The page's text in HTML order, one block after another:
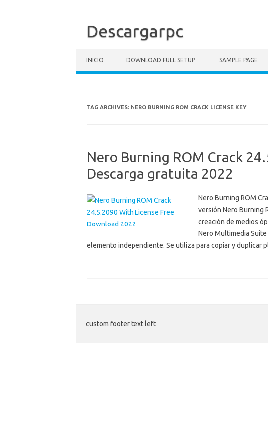
Descargarpc
INICIO DOWNLOAD FULL SETUP SAMPLE PAGE
TAG ARCHIVES: NERO BURNING ROM CRACK LICENSE KEY
Nero Burning ROM Crack
Descarga gratuita 2022
Nero Burning ROM
versión Nero Burning
creación de medios
Nero Multimedia
elemento independiente. Se utiliza para copiar y duplicar
custom footer text left